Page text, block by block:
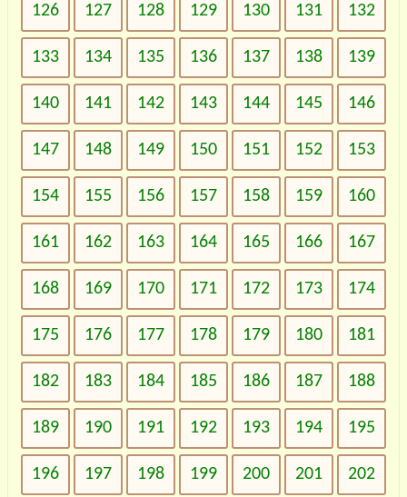
126 127 128 129 130 131 132
133 134 135 136 137 138 139
140 141 142 143 144 145 146
147 148 149 150 151 152 153
154 155 156 157 158 159 160
161 162 163 164 165 166 167
168 169 170 171 172 173 174
175 176 177 178 179 180 181
182 183 184 185 186 187 188
189 190 191 192 193 194 195
196 197 198 199 200 201 202